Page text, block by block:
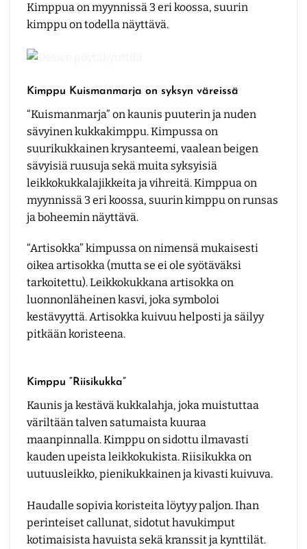
Kimppua on myynnissä 3 eri koossa, suurin
kimppu on todella näyttävä.
Kimppu Kuismanmarja on syksyn väreissä
“Kuismanmarja” on kaunis puuterin ja nuden
sävyinen kukkakimppu. Kimpussa on
suurikukkainen krysanteemi, vaalean beigen
sävyisiä ruusuja sekä muita syksyisiä
leikkokukkalajikkeita ja vihreitä. Kimppua on
myynnissä 3 eri koossa, suurin kimppu on runsas
ja boheemin näyttävä.
“Artisokka” kimpussa on nimensä mukaisesti
oikea artisokka (mutta se ei ole syötäväksi
tarkoitettu). Leikkokukkana artisokka on
luonnonläheinen kasvi, joka symboloi
kestävyyttä. Artisokka kuivuu helposti ja säilyy
pitkään koristeena.
Kimppu “Riisikukka”
Kaunis ja kestävä kukkalahja, joka muistuttaa
väriltään talven satumaista kuuraa
maanpinnalla. Kimppu on sidottu ilmavasti
kauden upeista leikkokukista. Riisikukka on
uutuusleikko, pienikukkainen ja kivasti kuivuva.
Haudalle sopivia koristeita löytyy paljon. Ihan
perinteiset callunat, sidotut havukimput
kotimaisista havuista sekä kranssit ja kynttilät.